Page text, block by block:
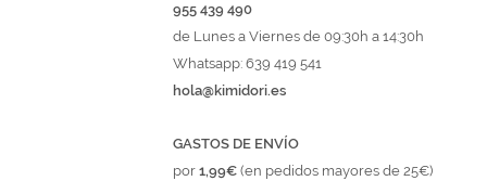
955 439 490
de Lunes a Viernes de 09:30h a 14:30h
Whatsapp: 639 419 541
hola@kimidori.es
GASTOS DE ENVÍO
por1,99€(en pedidos mayores de 25€)